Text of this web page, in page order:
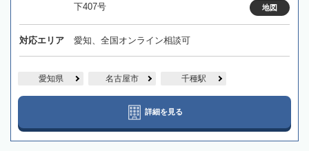
下407号
地図
対応エリア 愛知、全国オンライン相談可
愛知県 名古屋市 千種駅
詳細を見る